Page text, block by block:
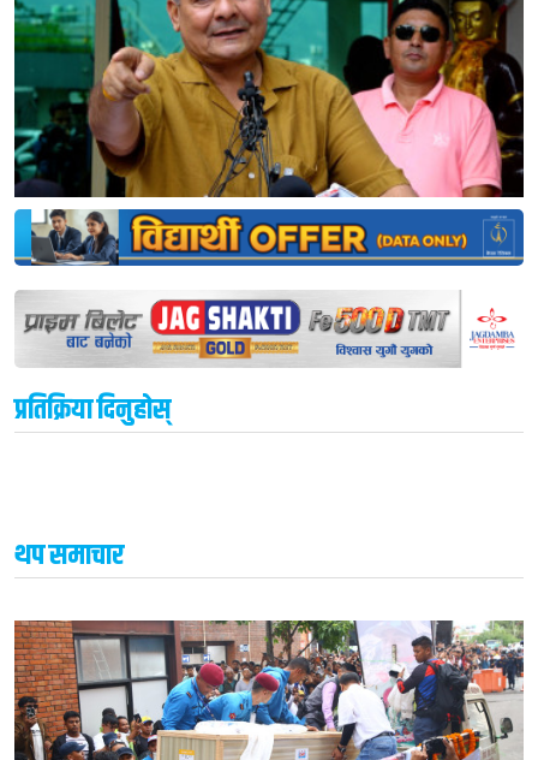
प्रतिक्रिया दिनुहोस्
थप समाचार